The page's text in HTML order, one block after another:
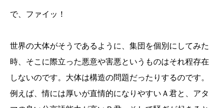
で、ファイッ！
世界の大体がそうであるように、集団を個別にしてみた
時、そこに際立った悪意や害悪というものはそれ程存在
しないのです。大体は構造の問題だったりするのです。
例えば、情には厚いが直情的になりやすいＡ君と、アタ